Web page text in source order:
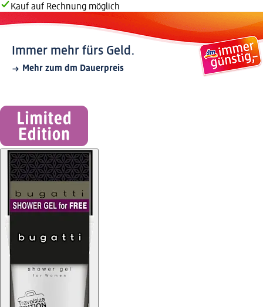
Kauf auf Rechnung möglich
Immer mehr fürs Geld.
Mehr zum dm Dauerpreis